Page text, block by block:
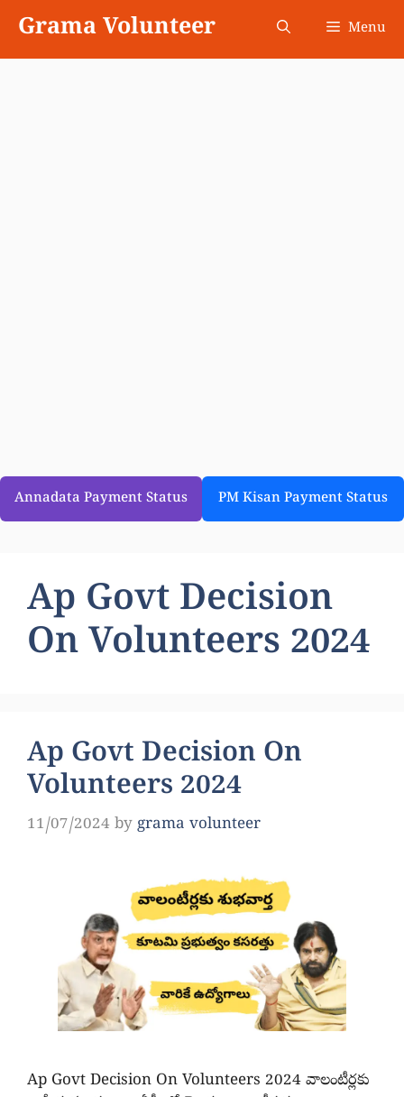
content
Grama Volunteer Menu
Annadata Payment Status PM Kisan Payment Status
Ap Govt Decision
On Volunteers 2024
Ap Govt Decision On
Volunteers 2024
11/07/2024 by grama volunteer
Ap Govt Decision On Volunteers 2024 వాలంటీర్లకు